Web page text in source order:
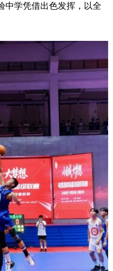
中学凭借出色发挥，以全